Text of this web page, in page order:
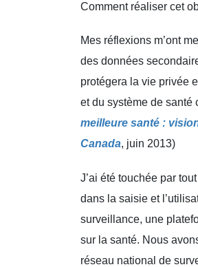
Comment réaliser cet
Mes réflexions m’ont
des données
protégera la vie privée
et du système de santé
meilleure santé :
Canada, juin 2013)
J’ai été touchée par
dans la saisie et
surveillance, une
sur la santé. Nous
réseau national de